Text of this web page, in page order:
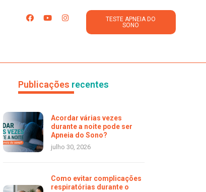
TESTE APNEIA DO
SONO
Publicações recentes
Acordar várias vezes
durante a noite pode ser
Apneia do Sono?
julho 30, 2026
Como evitar complicações
respiratórias durante o